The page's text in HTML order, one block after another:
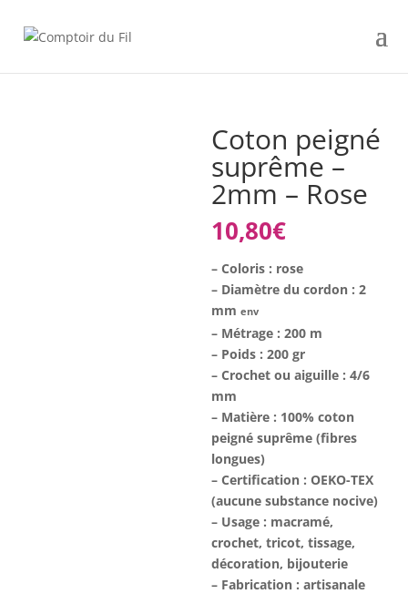
Coton peigné
suprême –
2mm – Rose
10,80€
– Coloris : rose
– Diamètre du cordon : 2
mmenv
– Métrage : 200 m
– Poids : 200 gr
– Crochet ou aiguille : 4/6
mm
– Matière : 100% coton
peigné suprême (fibres
longues)
– Certification : OEKO-TEX
(aucune substance nocive)
– Usage : macramé,
crochet, tricot, tissage,
décoration, bijouterie
– Fabrication : artisanale